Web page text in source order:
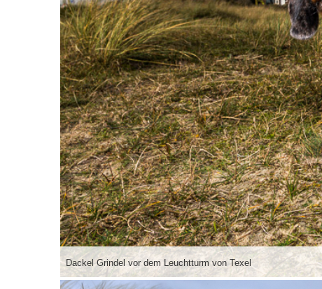
Dackel Grindel vor dem Leuchtturm von Texel